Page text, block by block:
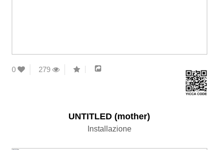
0 279
UNTITLED (mother)
Installazione